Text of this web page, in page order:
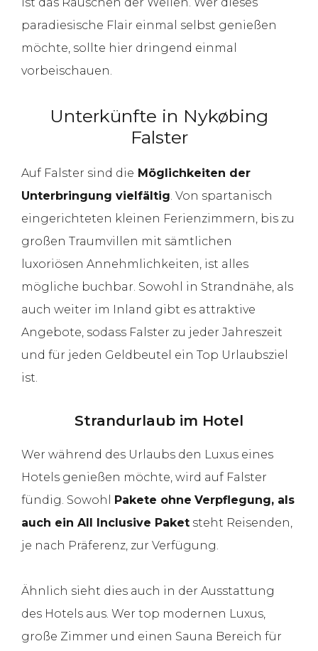
paradiesische Flair einmal selbst genießen
möchte, sollte hier dringend einmal
vorbeischauen.
Unterkünfte in Nykøbing
Falster
Auf Falster sind die Möglichkeiten der
Unterbringung vielfältig . Von spartanisch
eingerichteten kleinen Ferienzimmern, bis zu
großen Traumvillen mit sämtlichen
luxoriösen Annehmlichkeiten, ist alles
mögliche buchbar. Sowohl in Strandnähe, als
auch weiter im Inland gibt es attraktive
Angebote, sodass Falster zu jeder Jahreszeit
und für jeden Geldbeutel ein Top Urlaubsziel
ist.
Strandurlaub im Hotel
Wer während des Urlaubs den Luxus eines
Hotels genießen möchte, wird auf Falster
fündig. Sowohl Pakete ohne Verpflegung, als
auch ein All Inclusive Paket steht Reisenden,
je nach Präferenz, zur Verfügung.
Ähnlich sieht dies auch in der Ausstattung
des Hotels aus. Wer top modernen Luxus,
große Zimmer und einen Sauna Bereich für